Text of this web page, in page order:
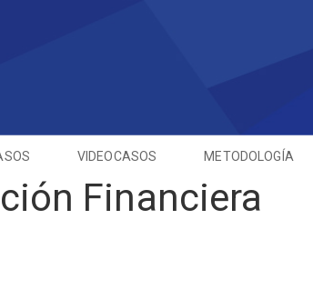
VIDEOCASOS METODOLOGÍA
Financiera